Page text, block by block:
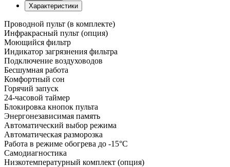
Характеристики
Проводной пульт (в комплекте)
Инфракрасный пульт (опция)
Моющийся фильтр
Индикатор загрязнения фильтра
Подключение воздуховодов
Бесшумная работа
Комфортный сон
Горячий запуск
24-часовой таймер
Блокировка кнопок пульта
Энергонезависимая память
Автоматический выбор режима
Автоматическая разморозка
Работа в режиме обогрева до -15°C
Самодиагностика
Низкотемпературный комплект (опция)